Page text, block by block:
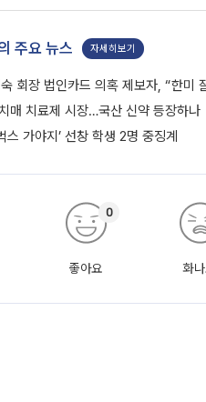
주요 뉴스 자세히보기
회장 법인카드 의혹 제보자, “한미
치매 치료제 시장…국산 신약 등장하나
스 가야지’ 선창 학생 2명 중징계
좋아요
0
화